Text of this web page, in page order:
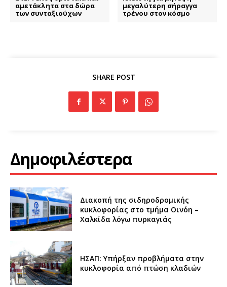
αμετάκλητα στα δώρα
των συνταξιούχων
μεγαλύτερη σήραγγα
τρένου στον κόσμο
SHARE POST
Δημοφιλέστερα
Διακοπή της σιδηροδρομικής
κυκλοφορίας στο τμήμα Οινόη –
Χαλκίδα λόγω πυρκαγιάς
ΗΣΑΠ: Υπήρξαν προβλήματα στην
κυκλοφορία από πτώση κλαδιών